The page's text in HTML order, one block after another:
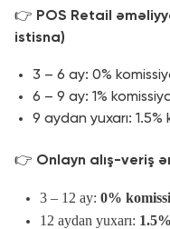
👉 POS Retail
istisna)
3 – 6 ay: 0%
6 – 9 ay: 1%
9 aydan yuxarı: 1.5%
👉 Onlayn alış-veriş
3 – 12 ay: 0%
12 aydan yuxarı: